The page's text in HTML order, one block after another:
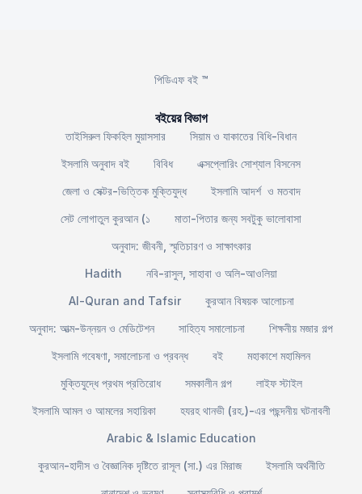
পিডিএফ বই ™
বইয়ের বিভাগ
তাইসিরুল ফিকহিল মুয়াসসার
সিয়াম ও যাকাতের বিধি-বিধান
ইসলামি অনুবাদ বই
বিবিধ
এক্সপ্লোরিং সোশ্যাল বিসনেস
জেলা ও সেক্টর-ভিত্তিক মুক্তিযুদ্ধ
ইসলামি আদর্শ ও মতবাদ
সেট লোগাতুল কুরআন (১
মাতা-পিতার জন্য সবটুকু ভালোবাসা
অনুবাদ: জীবনী, স্মৃতিচারণ ও সাক্ষাৎকার
Hadith
নবি-রাসুল, সাহাবা ও অলি-আওলিয়া
Al-Quran and Tafsir
কুরআন বিষয়ক আলোচনা
অনুবাদ: আত্ম-উন্নয়ন ও মেডিটেশন
সাহিত্য সমালোচনা
শিক্ষনীয় মজার গল্প
ইসলামি গবেষণা, সমালোচনা ও প্রবন্ধ
বই
মহাকাশে মহামিলন
মুক্তিযুদ্ধে প্রথম প্রতিরোধ
সমকালীন গল্প
লাইফ স্টাইল
ইসলামি আমল ও আমলের সহায়িকা
হযরহ থানভী (রহ.)-এর পছন্দনীয় ঘটনাবলী
Arabic & Islamic Education
কুরআন-হাদীস ও বৈজ্ঞানিক দৃষ্টিতে রাসূল (সা.) এর মিরাজ
ইসলামি অর্থনীতি